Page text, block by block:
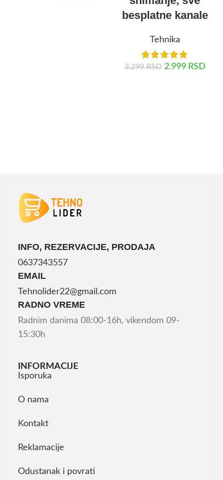
besplatne kanale
Tehnika
3.299RSD 2.999 RSD
INFO, REZERVACIJE, PRODAJA
0637343557
EMAIL
Tehnolider22@gmail.com
RADNO VREME
Radnim danima 08:00-16h, vikendom 09-
15:30h
INFORMACIJE
Isporuka
O nama
Kontakt
Reklamacije
Odustanak i povrati